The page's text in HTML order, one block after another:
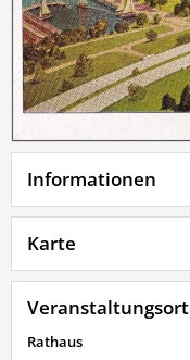
Informationen
Karte
Veranstaltungsort
Rathaus